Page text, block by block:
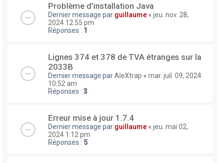
Problème d'installation Java
Dernier message par guillaume « jeu. nov. 28,
2024 12:55 pm
Réponses : 1
Lignes 374 et 378 de TVA étranges sur la
2033B
Dernier message parAleXtrap « mar. juil. 09, 2024
10:52 am
Réponses : 3
Erreur mise à jour 1.7.4
Dernier message par guillaume « jeu. mai 02,
2024 1:12 pm
Réponses : 5